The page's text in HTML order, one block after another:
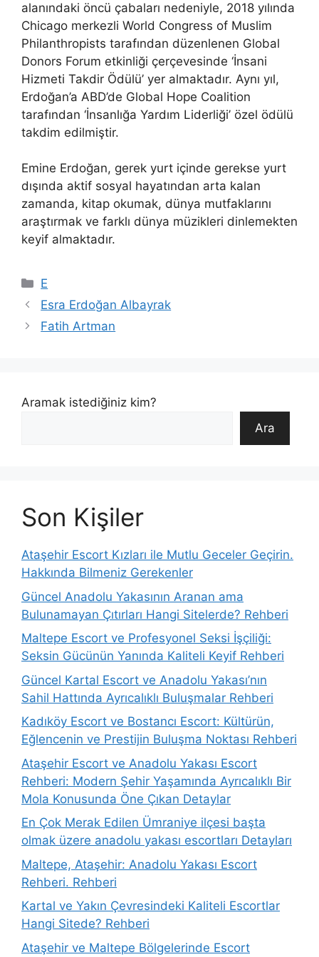
alanındaki öncü çabaları nedeniyle, 2018 yılında
Chicago merkezli World Congress of Muslim
Philanthropists tarafından düzenlenen Global
Donors Forum etkinliği çerçevesinde ‘İnsani
Hizmeti Takdir Ödülü’ yer almaktadır. Aynı yıl,
Erdoğan’a ABD’de Global Hope Coalition
tarafından ‘İnsanlığa Yardım Liderliği’ özel ödülü
takdim edilmiştir.
Emine Erdoğan, gerek yurt içinde gerekse yurt
dışında aktif sosyal hayatından arta kalan
zamanda, kitap okumak, dünya mutfaklarını
araştırmak ve farklı dünya müzikleri dinlemekten
keyif almaktadır.
Kategoriler
E
Esra Erdoğan Albayrak
Fatih Artman
Aramak istediğiniz kim?
Ara
Son Kişiler
Ataşehir Escort Kızları ile Mutlu Geceler Geçirin.
Hakkında Bilmeniz Gerekenler
Güncel Anadolu Yakasının Aranan ama
Bulunamayan Çıtırları Hangi Sitelerde? Rehberi
Maltepe Escort ve Profesyonel Seksi İşçiliği:
Seksin Gücünün Yanında Kaliteli Keyif Rehberi
Güncel Kartal Escort ve Anadolu Yakası’nın
Sahil Hattında Ayrıcalıklı Buluşmalar Rehberi
Kadıköy Escort ve Bostancı Escort: Kültürün,
Eğlencenin ve Prestijin Buluşma Noktası Rehberi
Ataşehir Escort ve Anadolu Yakası Escort
Rehberi: Modern Şehir Yaşamında Ayrıcalıklı Bir
Mola Konusunda Öne Çıkan Detaylar
En Çok Merak Edilen Ümraniye ilçesi başta
olmak üzere anadolu yakası escortları Detayları
Maltepe, Ataşehir: Anadolu Yakası Escort
Rehberi. Rehberi
Kartal ve Yakın Çevresindeki Kaliteli Escortlar
Hangi Sitede? Rehberi
Ataşehir ve Maltepe Bölgelerinde Escort